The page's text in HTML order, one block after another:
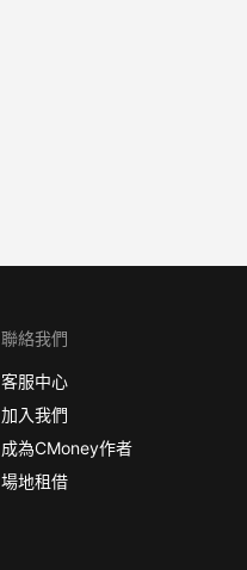
聯絡我們
客服中心
加入我們
成為CMoney作者
場地租借